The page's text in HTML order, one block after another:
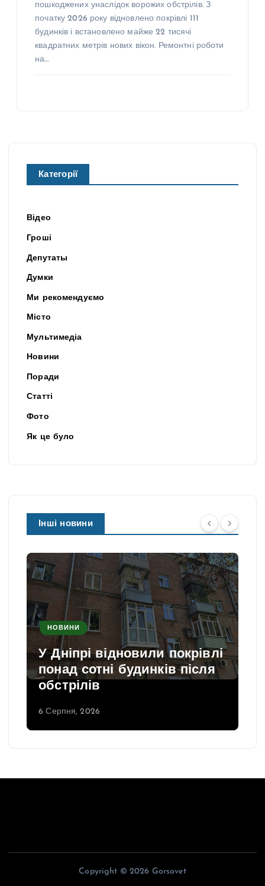
пошкоджених унаслідок ворожих обстрілів. З
початку 2026 року відновлено покрівлі 111
будинків і встановлено майже 22 тисячі
квадратних метрів нових вікон. Ремонтні роботи
на…
Категорії
Відео
Гроші
Депутаты
Думки
Ми рекомендуємо
Місто
Мультимедіа
Новини
Поради
Статті
Фото
Як це було
Інші новини
НОВИНИ
У Дніпрі відновили покрівлі
понад сотні будинків після
обстрілів
6 Серпня, 2026
Copyright © 2026 Gorsovet